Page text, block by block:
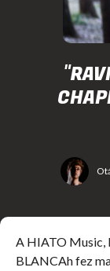
A HIATO Music,
BLANCAh fez